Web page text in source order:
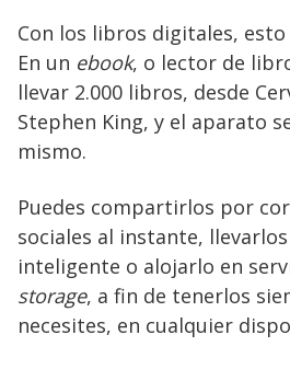
Con los libros digitales, esto
En un ebook, o lector de
llevar 2.000 libros, desde
Stephen King, y el aparato
mismo.
Puedes compartirlos por
sociales al instante,
inteligente o alojarlo en
storage, a fin de tenerlos
necesites, en cualquier